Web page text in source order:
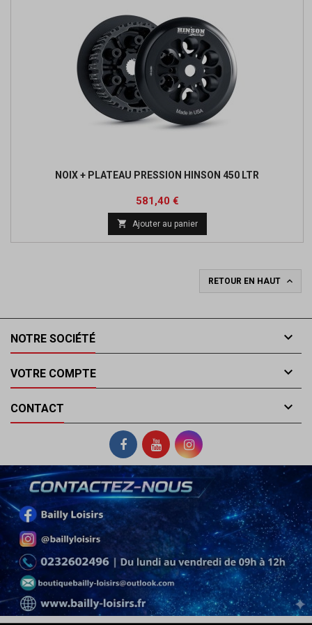
NOIX + PLATEAU PRESSION HINSON 450 LTR
Prix
581,40 €Prix
de
base
 Ajouter au panier
RETOUR EN HAUT 
NOTRE SOCIÉTÉ 
VOTRE COMPTE 
CONTACT 